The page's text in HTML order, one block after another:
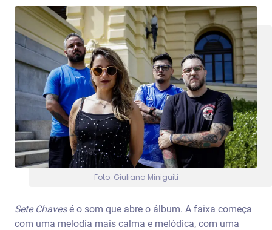
Foto: Giuliana Miniguiti
Sete Chavesé o som que abre o álbum. A faixa começa
com uma melodia mais calma e melódica, com uma